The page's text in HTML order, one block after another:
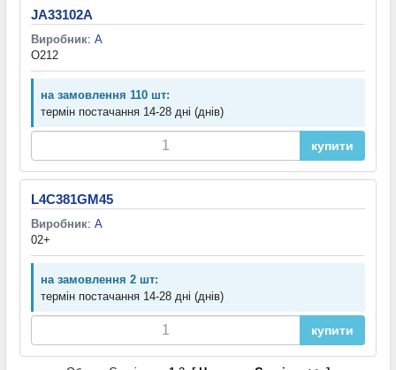
JA33102A
Виробник: A
O212
на замовлення 110 шт:
термін постачання 14-28 дні (днів)
купити
L4C381GM45
Виробник: A
02+
на замовлення 2 шт:
термін постачання 14-28 дні (днів)
купити